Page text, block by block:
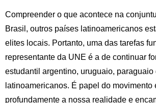
Compreender o que acontece na
Brasil, outros países latinoamericanos
elites locais. Portanto, uma das tarefas
representante da UNE é a de continuar
estudantil argentino, uruguaio,
latinoamericanos. É papel do
profundamente a nossa realidade e